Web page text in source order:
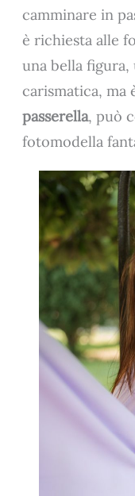
camminare in
è richiesta alle
una bella figura,
carismatica, ma
passerella, può
fotomodella